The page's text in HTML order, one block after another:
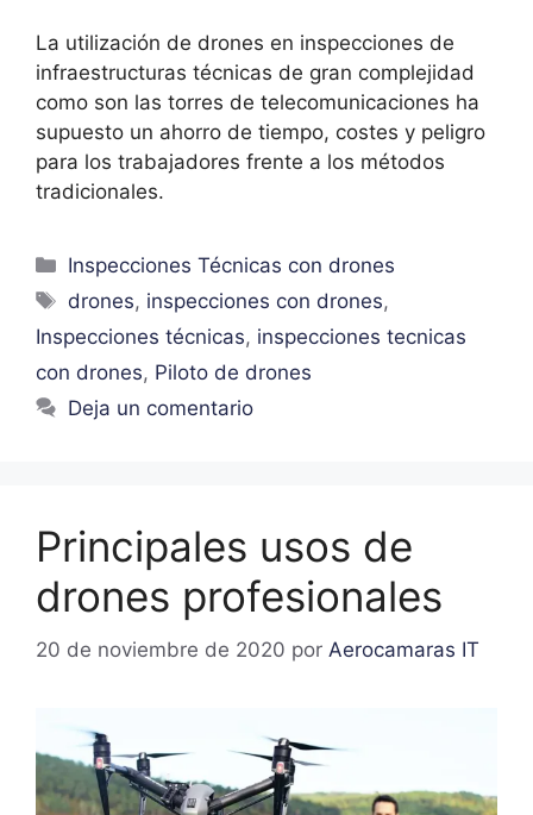
La utilización de drones en inspecciones de
infraestructuras técnicas de gran complejidad
como son las torres de telecomunicaciones ha
supuesto un ahorro de tiempo, costes y peligro
para los trabajadores frente a los métodos
tradicionales.
Inspecciones Técnicas con drones
drones, inspecciones con drones,
Inspecciones técnicas, inspecciones tecnicas
con drones, Piloto de drones
Deja un comentario
Principales usos de
drones profesionales
20 de noviembre de 2020 por Aerocamaras IT